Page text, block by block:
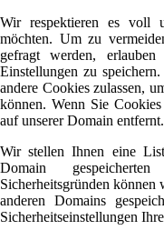
Wir respektieren es voll
möchten. Um zu
gefragt werden,
Einstellungen zu
andere Cookies zulassen,
können. Wenn Sie
auf unserer Domain entfernt.
Wir stellen Ihnen eine
Domain
Sicherheitsgründen können
anderen Domains
Sicherheitseinstellungen